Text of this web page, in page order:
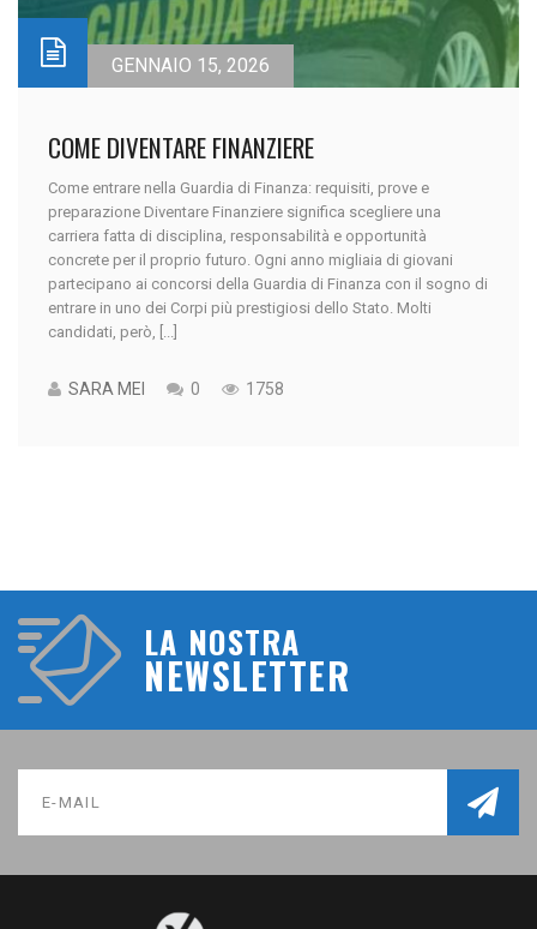
GENNAIO 15, 2026
COME DIVENTARE FINANZIERE
Come entrare nella Guardia di Finanza: requisiti, prove e
preparazione Diventare Finanziere significa scegliere una
carriera fatta di disciplina, responsabilità e opportunità
concrete per il proprio futuro. Ogni anno migliaia di giovani
partecipano ai concorsi della Guardia di Finanza con il sogno di
entrare in uno dei Corpi più prestigiosi dello Stato. Molti
candidati, però, [...]
SARA MEI 0 1758
LA NOSTRA
NEWSLETTER